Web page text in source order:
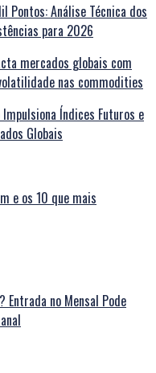
Pontos: Análise Técnica dos
para 2026
Índices Futuros e
Globais
e os 10 que mais
Entrada no Mensal Pode